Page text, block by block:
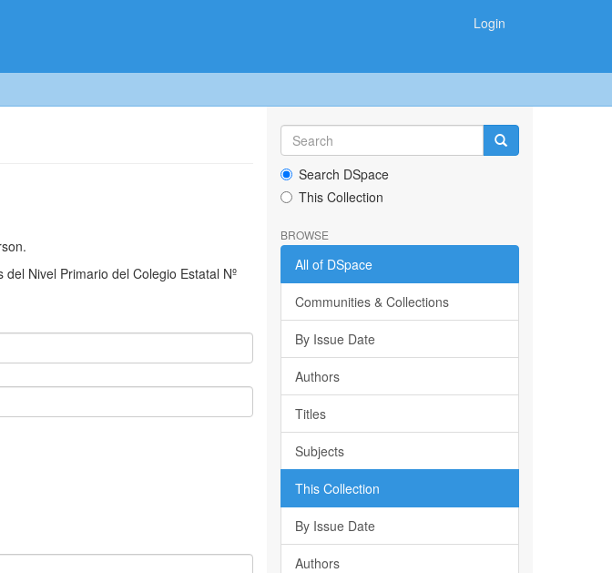
Login
Nivel Primario del Colegio Estatal Nº
Search DSpace
This Collection
BROWSE
All of DSpace
Communities & Collections
By Issue Date
Authors
Titles
Subjects
This Collection
By Issue Date
Authors